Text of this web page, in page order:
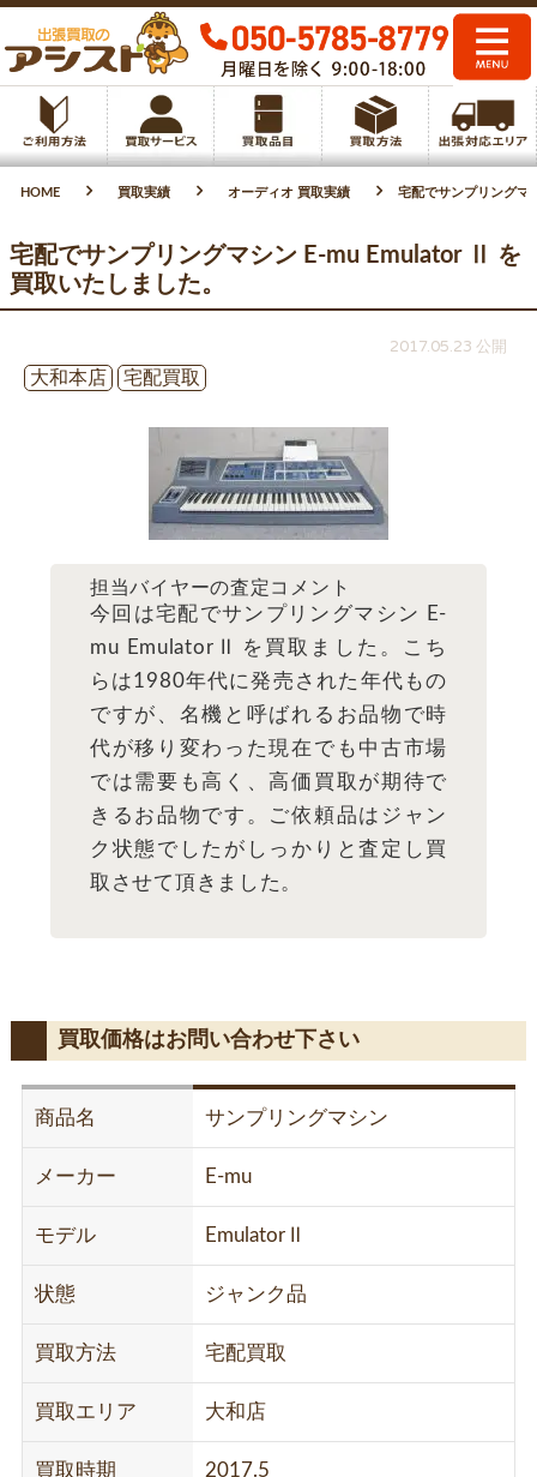
HOME 買取実績 オーディオ 買取実績 宅配でサンプリングマ
宅配でサンプリングマシン E-mu Emulator Ⅱ を
買取いたしました。
2017.05.23 公開
大和本店
宅配買取
担当バイヤーの査定コメント
今回は宅配でサンプリングマシン E-
mu Emulator Ⅱ を買取ました。こち
らは1980年代に発売された年代もの
ですが、名機と呼ばれるお品物で時
代が移り変わった現在でも中古市場
では需要も高く、高価買取が期待で
きるお品物です。ご依頼品はジャン
ク状態でしたがしっかりと査定し買
取させて頂きました。
買取価格はお問い合わせ下さい
商品名 サンプリングマシン
メーカー E-mu
モデル Emulator Ⅱ
状態 ジャンク品
買取方法 宅配買取
買取エリア 大和店
買取時期 2017.5